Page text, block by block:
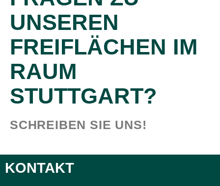
UNSEREN
FREIFLÄCHEN IM
RAUM
STUTTGART?
SCHREIBEN SIE UNS!
KONTAKT